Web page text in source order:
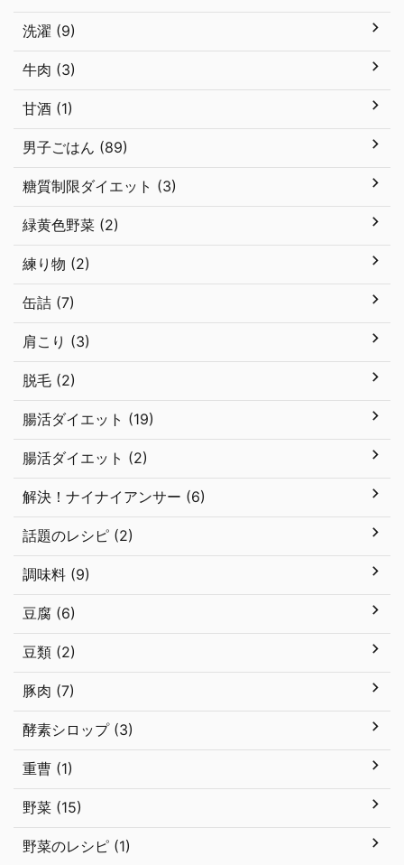
洗濯 (9)
牛肉 (3)
甘酒 (1)
男子ごはん (89)
糖質制限ダイエット (3)
緑黄色野菜 (2)
練り物 (2)
缶詰 (7)
肩こり (3)
脱毛 (2)
腸活ダイエット (19)
腸活ダイエット (2)
解決！ナイナイアンサー (6)
話題のレシピ (2)
調味料 (9)
豆腐 (6)
豆類 (2)
豚肉 (7)
酵素シロップ (3)
重曹 (1)
野菜 (15)
野菜のレシピ (1)